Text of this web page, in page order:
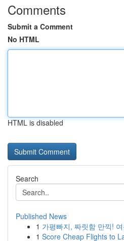
Comments
Submit a Comment
No HTML
HTML is disabled
Search
Published News
1 가평빠지, 짜릿함 만끽!
1 Score Cheap Flights to